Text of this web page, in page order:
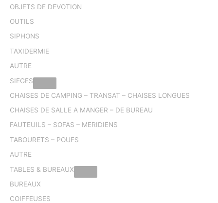
OBJETS DE DEVOTION
OUTILS
SIPHONS
TAXIDERMIE
AUTRE
SIEGES
CHAISES DE CAMPING – TRANSAT – CHAISES LONGUES
CHAISES DE SALLE A MANGER – DE BUREAU
FAUTEUILS – SOFAS – MERIDIENS
TABOURETS – POUFS
AUTRE
TABLES & BUREAUX
BUREAUX
COIFFEUSES